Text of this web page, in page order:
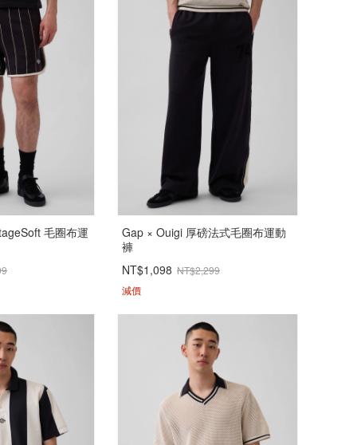
毛圈布運
Gap × Ouigi 厚磅法式毛圈布運動
褲
NT$1,098 NT$2,299
減價